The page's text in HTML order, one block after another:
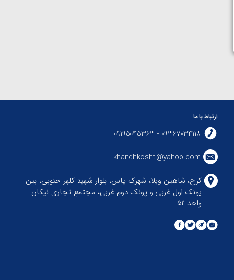
ارتباط با ما
09367034118 - 09195045363
khanehkoshti@yahoo.com
کرج، شاهین ویلا، شهرک یاس، بلوار شهید کلهر جنوبی، بین
پونک اول غربی و پونک دوم غربی، مجتمع تجاری نیکان -
واحد ۵۲